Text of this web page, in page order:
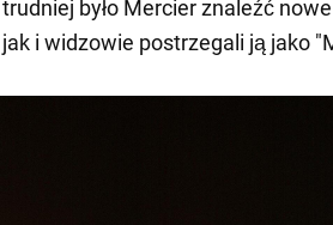
było Mercier znaleźć
i widzowie postrzegali ją jako